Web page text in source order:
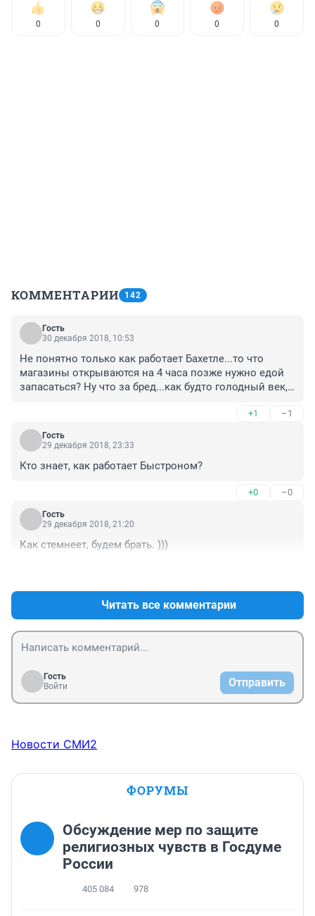
0 0 0 0 0
КОММЕНТАРИИ 142
Гость
30 декабря 2018, 10:53
Не понятно только как работает Бахетле...то что
магазины открываются на 4 часа позже нужно едой
запасаться? Ну что за бред...как будто голодный век,
+1 –1
Гость
29 декабря 2018, 23:33
Кто знает, как работает Быстроном?
+0 –0
Гость
29 декабря 2018, 21:20
Как стемнеет, будем брать. )))
Читать все комментарии
Гость
Войти
Отправить
Новости СМИ2
ФОРУМЫ
Обсуждение мер по защите
религиозных чувств в Госдуме
России
405 084 978